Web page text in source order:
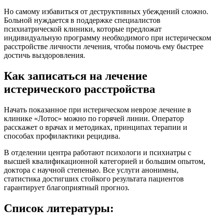
Но самому избавиться от деструктивных убеждений сложно.
Больной нуждается в поддержке специалистов
психиатрической клиники, которые предложат
индивидуальную программу необходимого при истерическом
расстройстве личности лечения, чтобы помочь ему быстрее
достичь выздоровления.
Как записаться на лечение
истерического расстройства
Начать показанное при истерическом неврозе лечение в
клинике «Лотос» можно по горячей линии. Оператор
расскажет о врачах и методиках, принципах терапии и
способах профилактики рецидива.
В отделении центра работают психологи и психиатры с
высшей квалификационной категорией и большим опытом,
доктора с научной степенью. Все услуги анонимны,
статистика достигших стойкого результата пациентов
гарантирует благоприятный прогноз.
Список литературы: